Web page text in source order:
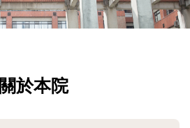
關於本院